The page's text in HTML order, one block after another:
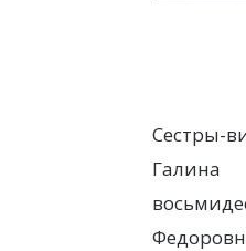
Сестры-